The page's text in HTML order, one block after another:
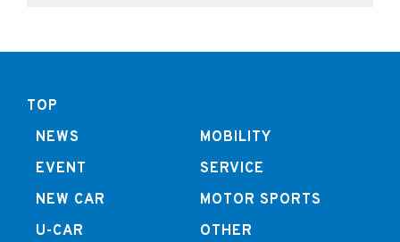
TOP
NEWS
EVENT
NEW CAR
U-CAR
MOBILITY
SERVICE
MOTOR SPORTS
OTHER